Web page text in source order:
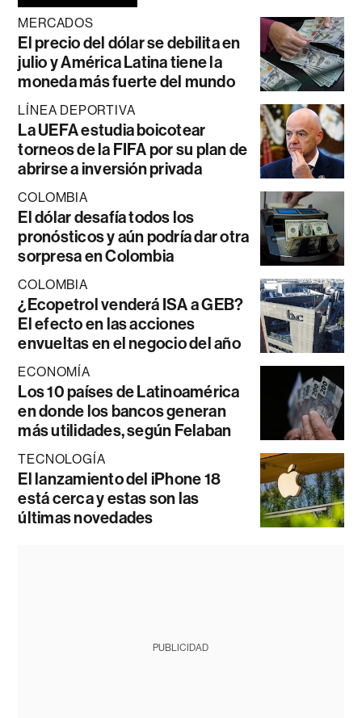
MERCADOS
El precio del dólar se debilita en
julio y América Latina tiene la
moneda más fuerte del mundo
LÍNEA DEPORTIVA
La UEFA estudia boicotear
torneos de la FIFA por su plan de
abrirse a inversión privada
COLOMBIA
El dólar desafía todos los
pronósticos y aún podría dar otra
sorpresa en Colombia
COLOMBIA
¿Ecopetrol venderá ISA a GEB?
El efecto en las acciones
envueltas en el negocio del año
ECONOMÍA
Los 10 países de Latinoamérica
en donde los bancos generan
más utilidades, según Felaban
TECNOLOGÍA
El lanzamiento del iPhone 18
está cerca y estas son las
últimas novedades
PUBLICIDAD